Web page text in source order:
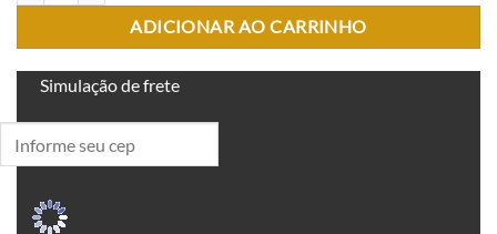
ADICIONAR AO CARRINHO
Simulação de frete